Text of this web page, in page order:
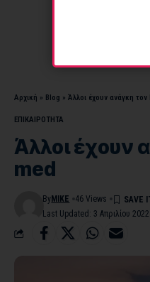
Αρχική » Blog » Άλλοι έχουν ανάγκη τον
ΕΠΙΚΑΙΡΟΤΗΤΑ
Άλλοι έχουν
med
Last Updated: 3 Απριλίου
By MIKE 46 Views